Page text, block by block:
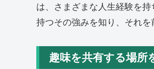
は、さまざまな人生経験を
持つその強みを知り、それを
趣味を共有する場所